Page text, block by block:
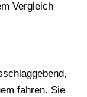
Vergleich
fahren. Sie